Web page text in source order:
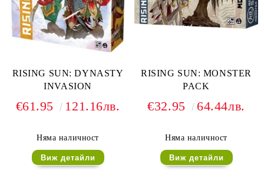
RISING SUN: DYNASTY
INVASION
€61.95 121.16лв.
Няма наличност
Виж детайли
RISING SUN: MONSTER
PACK
€32.95 64.44лв.
Няма наличност
Виж детайли